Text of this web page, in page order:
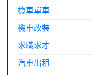
機車單車
機車改裝
求職求才
汽車出租